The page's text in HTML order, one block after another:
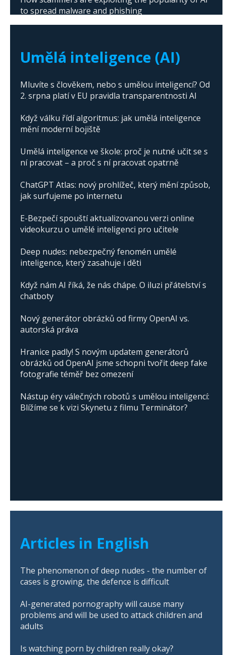
to spread malware and phishing
Umělá inteligence (AI)
Mluvíte s člověkem, nebo s umělou inteligencí? Od
2. srpna platí v EU pravidla transparentnosti AI
Když válku řídí algoritmus: jak umělá inteligence
mění moderní bojiště
Umělá inteligence ve škole: proč je nutné učit se s
ní pracovat – a proč s ní pracovat opatrně
ChatGPT Atlas: nový prohlížeč, který mění způsob,
jak surfujeme po internetu
E-Bezpečí spouští aktualizovanou verzi online
videokurzu o umělé inteligenci pro učitele
Deep nudes: nebezpečný fenomén umělé
inteligence, který zasahuje i děti
Když nám AI říká, že nás chápe. O iluzi přátelství s
chatboty
Nový generátor obrázků od firmy OpenAI vs.
autorská práva
Hranice padly! S novým updatem generátorů
obrázků od OpenAI jsme schopni tvořit deep fake
fotografie téměř bez omezení
Nástup éry válečných robotů s umělou inteligencí:
Blížíme se k vizi Skynetu z filmu Terminátor?
Articles in English
The phenomenon of deep nudes - the number of
cases is growing, the defence is difficult
AI-generated pornography will cause many
problems and will be used to attack children and
adults
Is watching porn by children really okay?